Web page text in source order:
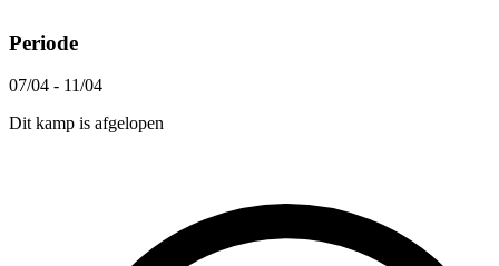
Periode
07/04 - 11/04
Dit kamp is afgelopen